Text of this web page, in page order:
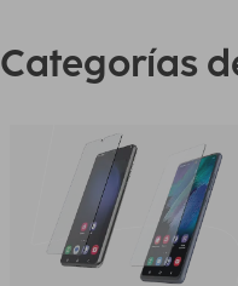
Categorías